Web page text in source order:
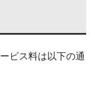
ビス料は以下の通